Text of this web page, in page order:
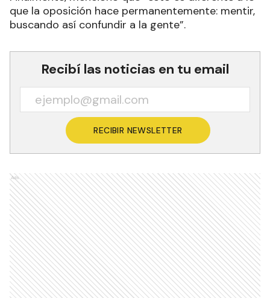
que la oposición hace permanentemente: mentir,
buscando así confundir a la gente”.
Recibí las noticias en tu email
RECIBIR NEWSLETTER
Ads